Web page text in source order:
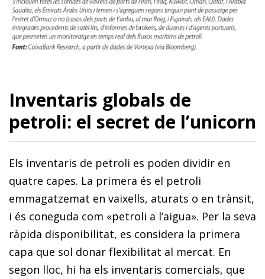
Inventaris globals de
petroli: el secret de l’unicorn
Els inventaris de petroli es poden dividir en
quatre capes. La primera és el petroli
emmagatzemat en vaixells, aturats o en trànsit,
i és coneguda com «petroli a l’aigua». Per la seva
ràpida disponibilitat, es considera la primera
capa que sol donar flexibilitat al mercat. En
segon lloc, hi ha els inventaris comercials, que